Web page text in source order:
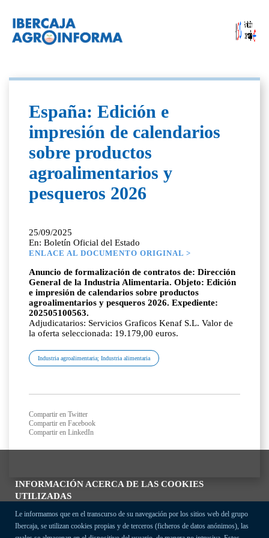
INFORMACIÓN ACERCA DE LAS COOKIES
UTILIZADAS
Le informamos que en el transcurso de su navegación por los sitios web del grupo
Ibercaja, se utilizan cookies propias y de terceros (ficheros de datos anónimos), las
España: Edición e
impresión de calendarios
sobre productos
agroalimentarios y
pesqueros 2026
25/09/2025
En: Boletín Oficial del Estado
ENLACE AL DOCUMENTO ORIGINAL >
Anuncio de formalización de contratos de: Dirección
General de la Industria Alimentaria. Objeto: Edición
e impresión de calendarios sobre productos
agroalimentarios y pesqueros 2026. Expediente:
202505100563.
Adjudicatarios: Servicios Graficos Kenaf S.L. Valor de
la oferta seleccionada: 19.179,00 euros.
Industria agroalimentaria; Industria alimentaria
Compartir en Twitter
Compartir en Facebook
Compartir en LinkedIn